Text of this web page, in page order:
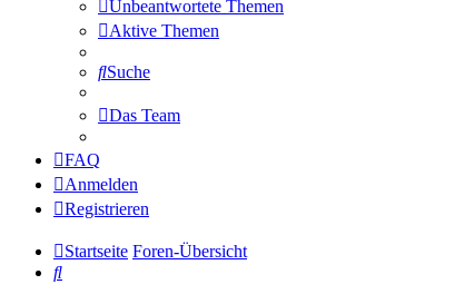
Unbeantwortete Themen
Aktive Themen
Suche
Das Team
FAQ
Anmelden
Registrieren
Startseite Foren-Übersicht
Suche